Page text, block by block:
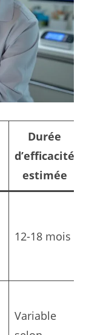
Durée
d’efficacité
estimée
12-18 mois
Variable